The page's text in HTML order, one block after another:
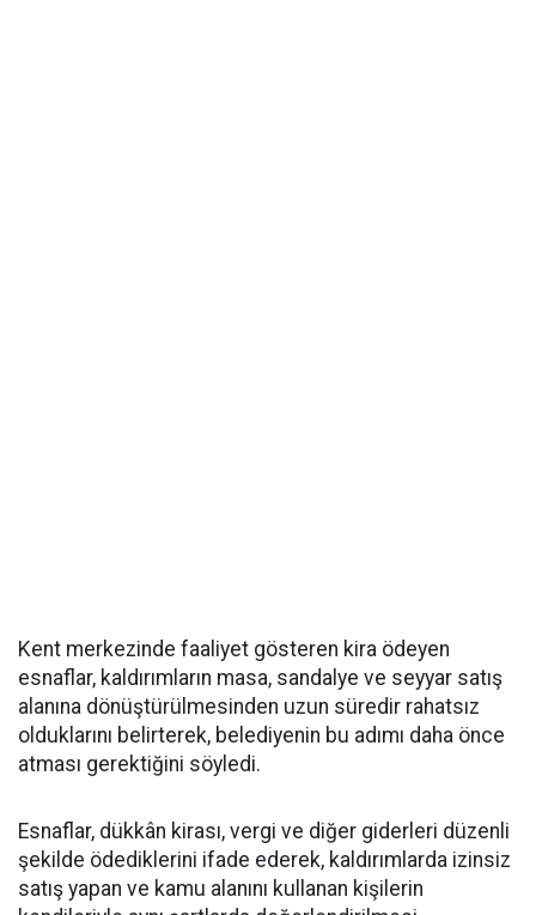
Kent merkezinde faaliyet gösteren kira ödeyen
esnaflar, kaldırımların masa, sandalye ve seyyar satış
alanına dönüştürülmesinden uzun süredir rahatsız
olduklarını belirterek, belediyenin bu adımı daha önce
atması gerektiğini söyledi.
Esnaflar, dükkân kirası, vergi ve diğer giderleri düzenli
şekilde ödediklerini ifade ederek, kaldırımlarda izinsiz
satış yapan ve kamu alanını kullanan kişilerin